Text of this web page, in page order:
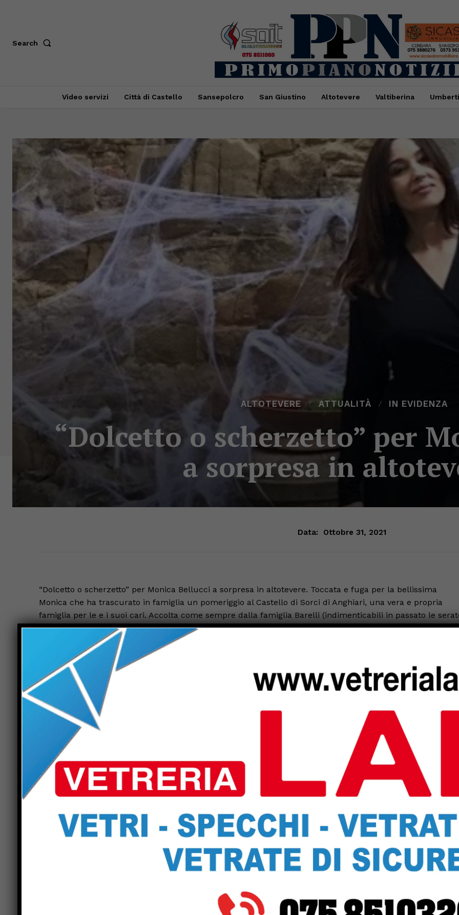
Search
Video servizi Città di Castello Sansepolcro San Giustino Altotevere Valtiberina
ALTOTEVERE ATTUALITÀ IN EVIDENZA
“Dolcetto o scherzetto” per
a sorpresa in
Data: Ottobre 31, 2021
“Dolcetto o scherzetto” per Monica Bellucci a sorpresa in altotevere. Toccata e fuga per la bellissima
Monica che ha trascurato in famiglia un pomeriggio al Castello di Sorci di Anghiari, una vera e propria
famiglia per le e i suoi cari. Accolta come sempre dalla famiglia Barelli (indimenticabili in passato le
con Primetto e Gabriella) ed in particolare da Veronica, la star del cinema icona della bellezza Made in
non e’ certo passata inosservata. Quando arriva Monica si sa è sempre una bellissima sorpresa, anche
perché lei arriva sempre all’improvviso. Ma stavolta è stata Monica ad essere sorpresa, da ciò che ha
trovato nel suo caro Castello di Sorci. Come ha varcato l’ingresso del cortile, la corte interna del 1100, una
cascata di ragnatele ha avvolto il suo sguardo , sorridente e vivace come sempre. Del resto quale altra
atmosfera ci si può aspettare il giorno di Halloween in un castello medievale?! Divertitissimi, tutti i
della famiglia Bellucci, sempre numerosi e festosi, si sono accomodati al solito tavolo, imbandito con le
intramontabili tagliatelle, arrosti e contorni e il proverbiale torcolo e vin santo. L’ultima volta di Monica
Bellucci al Castello di Sorci risale alle vacanze di Natale del 2019 quando si presentò bella più che mai
un nuovo taglio di capelli. Ed ora eccola di nuovo ancora lì nel luogo del cuore.
Previous article
Festa del sodalizio Anps (Associazione
nazionale polizia di Stato) – Sindaco
Luca Secondi: “oggi siamo qui per
ribadire la gratitudine delle istituzioni
per il prezioso lavoro che svolgono”.
Pallavolo serie C/M: Città di Castello,
Lago